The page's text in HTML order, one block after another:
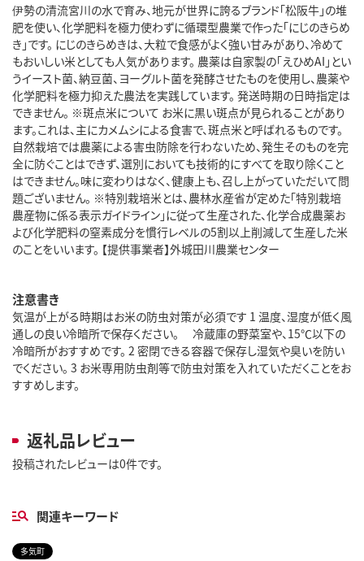
伊勢の清流宮川の水で育み、地元が世界に誇るブランド「松阪牛」の堆
肥を使い、化学肥料を極力使わずに循環型農業で作った「にじのきらめ
き」です。 にじのきらめきは、大粒で食感がよく強い甘みがあり、冷めて
もおいしい米としても人気があります。 農薬は自家製の「えひめAI」とい
うイースト菌、納豆菌、ヨーグルト菌を発酵させたものを使用し、農薬や
化学肥料を極力抑えた農法を実践しています。 発送時期の日時指定は
できません。 ※斑点米について お米に黒い斑点が見られることがあり
ます。これは、主にカメムシによる食害で、斑点米と呼ばれるものです。
自然栽培では農薬による害虫防除を行わないため、発生そのものを完
全に防ぐことはできず、選別においても技術的にすべてを取り除くこと
はできません。味に変わりはなく、健康上も、召し上がっていただいて問
題ございません。 ※特別栽培米とは、農林水産省が定めた「特別栽培
農産物に係る表示ガイドライン」に従って生産された、化学合成農薬お
よび化学肥料の窒素成分を慣行レベルの5割以上削減して生産した米
のことをいいます。 【提供事業者】外城田川農業センター
注意書き
気温が上がる時期はお米の防虫対策が必須です 1 温度、湿度が低く風
通しの良い冷暗所で保存ください。 冷蔵庫の野菜室や、15℃以下の
冷暗所がおすすめです。 2 密閉できる容器で保存し湿気や臭いを防い
でください。 3 お米専用防虫剤等で防虫対策を入れていただくことをお
すすめします。
返礼品レビュー
投稿されたレビューは0件です。
関連キーワード
多気町